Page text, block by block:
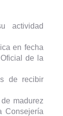
actividad
en fecha
de la
de recibir
madurez
Consejería